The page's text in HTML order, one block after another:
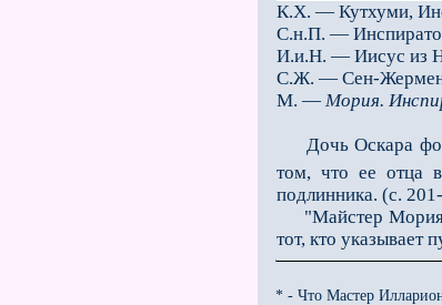
К.Х. — Кутхуми,
С.н.П. —
И.и.Н. — Иисус из
С.Ж. — Сен-Жермен,
М. — Мория.
Дочь Оскара фон
том, что ее отца
подлинника. (с.
"Майстер Мория
тот, кто указывает
* - Что Мастер